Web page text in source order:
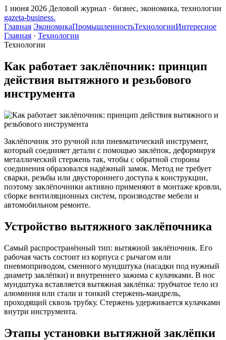
1 июня 2026 Деловой журнал · бизнес, экономика, технологии
gazeta-business.
Главная ЭкономикаПромышленностьТехнологииИнтересное
Главная · Технологии
Технологии
Как работает заклёпочник: принцип
действия вытяжного и резьбового
инструмента
Заклёпочник это ручной или пневматический инструмент,
который соединяет детали с помощью заклёпок, деформируя
металлический стержень так, чтобы с обратной стороны
соединения образовался надёжный замок. Метод не требует
сварки, резьбы или двустороннего доступа к конструкции,
поэтому заклёпочники активно применяют в монтаже кровли,
сборке вентиляционных систем, производстве мебели и
автомобильном ремонте.
Устройство вытяжного заклёпочника
Самый распространённый тип: вытяжной заклёпочник. Его
рабочая часть состоит из корпуса с рычагом или
пневмоприводом, сменного мундштука (насадки под нужный
диаметр заклёпки) и внутреннего зажима с кулачками. В нос
мундштука вставляется вытяжная заклёпка: трубчатое тело из
алюминия или стали и тонкий стержень-мандрель,
проходящий сквозь трубку. Стержень удерживается кулачками
внутри инструмента.
Этапы установки вытяжной заклёпки